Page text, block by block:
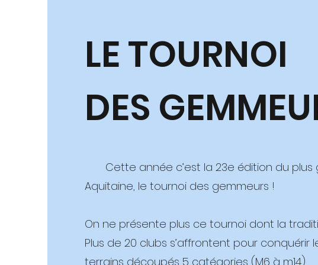
LE TOURNOI
DES
Cette année c’est la 23e édition du plus
Aquitaine, le tournoi des gemmeurs !
On ne présente plus ce tournoi dont la
Plus de 20 clubs s’affrontent pour conquérir
terrains découpés 5 catégories (M6 à m14).